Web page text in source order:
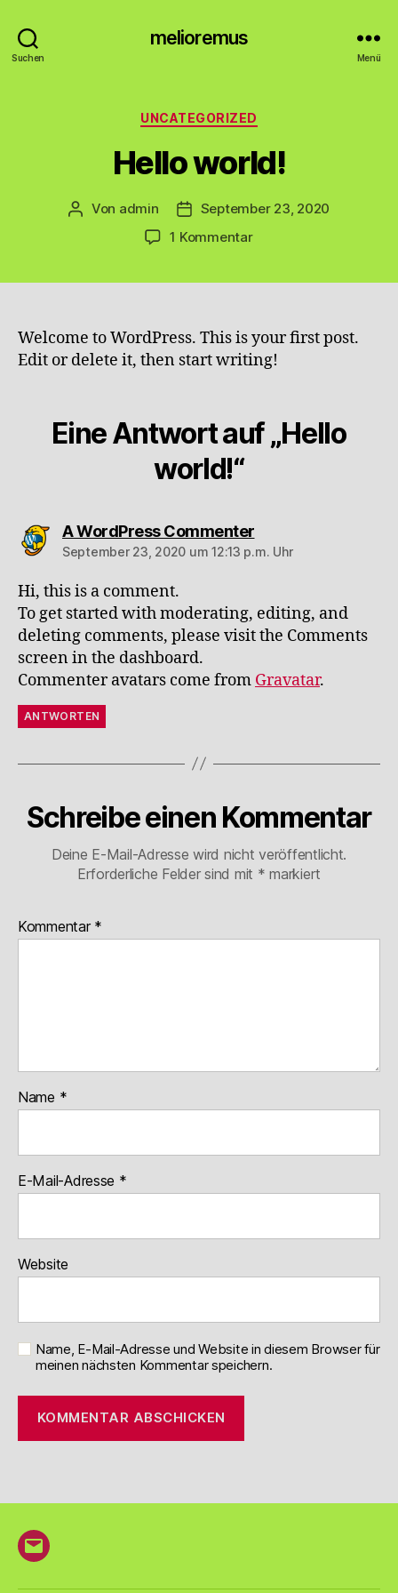
Suchen
melioremus
Menü
Kategorien
UNCATEGORIZED
Hello world!
Beitragsautor
Von admin Veröffentlichungsdatum
September 23, 2020
1 Kommentarzu
Welcome to WordPress. This is your first post.
Edit or delete it, then start writing!
Eine Antwort auf „Hello
world!“
A WordPress Commentersagt:
September 23, 2020 um 12:13 p.m. Uhr
Hi, this is a comment.
To get started with moderating, editing, and
deleting comments, please visit the Comments
screen in the dashboard.
Commenter avatars come from Gravatar.
ANTWORTEN
Schreibe einen Kommentar
Deine E-Mail-Adresse wird nicht veröffentlicht.
Erforderliche Felder sind mit * markiert
Kommentar *
Name *
E-Mail-Adresse *
Website
Name, E-Mail-Adresse und Website in diesem Browser für
meinen nächsten Kommentar speichern.
E-